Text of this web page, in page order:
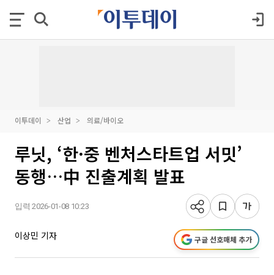
이투데이 산업 의료/바이오
루닛, ‘한·중 벤처스타트업 서밋’
동행…中 진출계획 발표
입력 2026-01-08 10:23
이상민 기자 구글 선호매체 추가